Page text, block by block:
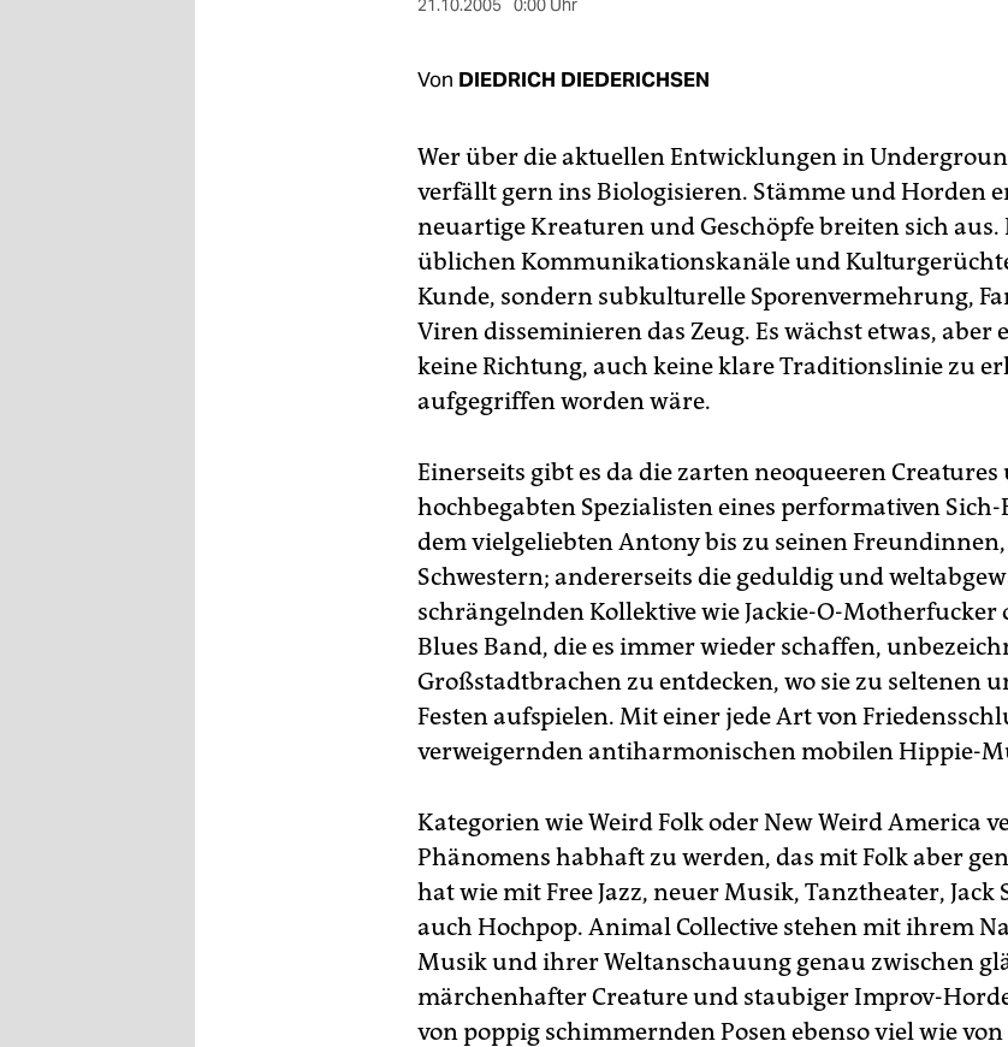
21.10.2005 0:00 Uhr
Von DIEDRICH DIEDERICHSEN
Wer über die aktuellen Entwicklungen in
verfällt gern ins Biologisieren. Stämme und Horden
neuartige Kreaturen und Geschöpfe breiten sich aus.
üblichen Kommunikationskanäle und
Kunde, sondern subkulturelle Sporenvermehrung,
Viren disseminieren das Zeug. Es wächst etwas, aber
keine Richtung, auch keine klare Traditionslinie zu
aufgegriffen worden wäre.
Einerseits gibt es da die zarten neoqueeren Creatures
hochbegabten Spezialisten eines performativen
dem vielgeliebten Antony bis zu seinen Freundinnen,
Schwestern; andererseits die geduldig und
schrängelnden Kollektive wie Jackie-O-Motherfucker
Blues Band, die es immer wieder schaffen,
Großstadtbrachen zu entdecken, wo sie zu seltenen
Festen aufspielen. Mit einer jede Art von
verweigernden antiharmonischen mobilen Hippie-
Kategorien wie Weird Folk oder New Weird America
Phänomens habhaft zu werden, das mit Folk aber
hat wie mit Free Jazz, neuer Musik, Tanztheater, Jack
auch Hochpop. Animal Collective stehen mit ihrem
Musik und ihrer Weltanschauung genau zwischen
märchenhafter Creature und staubiger Improv-
von poppig schimmernden Posen ebenso viel wie